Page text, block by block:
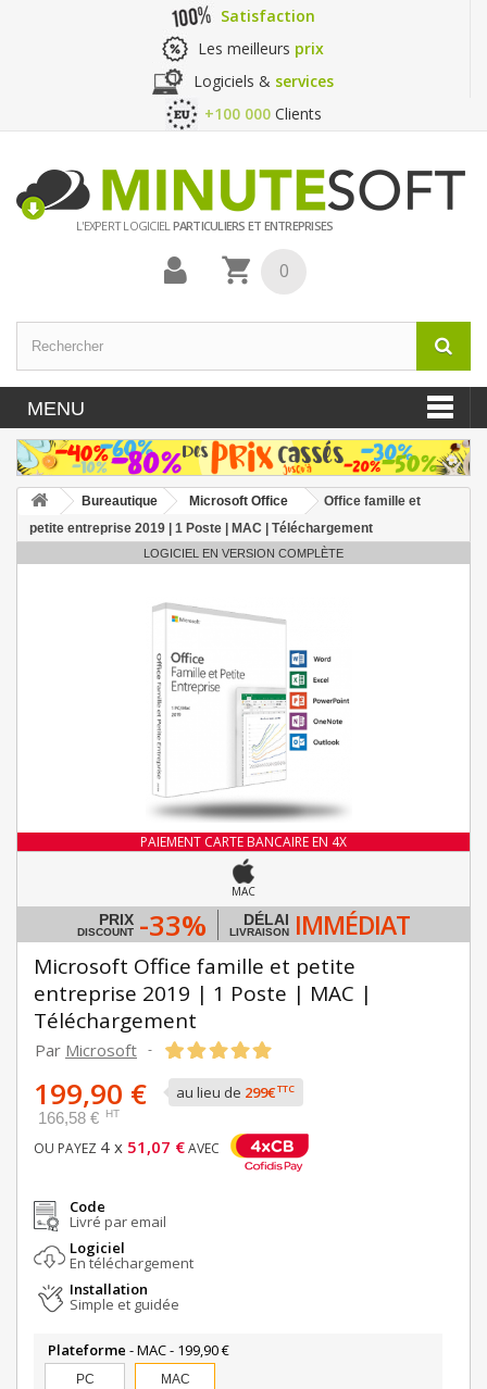
Satisfaction
Les meilleurs prix
Logiciels & services
+100 000 Clients
L'EXPERT LOGICIELPARTICULIERS ET ENTREPRISES
0
MENU
Bureautique Microsoft Office
Office famille et
petite entreprise 2019 | 1 Poste | MAC | Téléchargement
LOGICIEL EN VERSION COMPLÈTE
PAIEMENT CARTE BANCAIRE EN 4X
MAC
PRIX
DISCOUNT -33% DÉLAI
LIVRAISON IMMÉDIAT
Microsoft Office famille et petite
entreprise 2019 | 1 Poste | MAC |
Téléchargement
Par Microsoft -
199,90 € au lieu de 299€TTC
166,58 € HT
OU PAYEZ 4 x 51,07 €AVEC
Code
Livré par email
Logiciel
En téléchargement
Installation
Simple et guidée
Plateforme - MAC - 199,90 €
PC
MAC